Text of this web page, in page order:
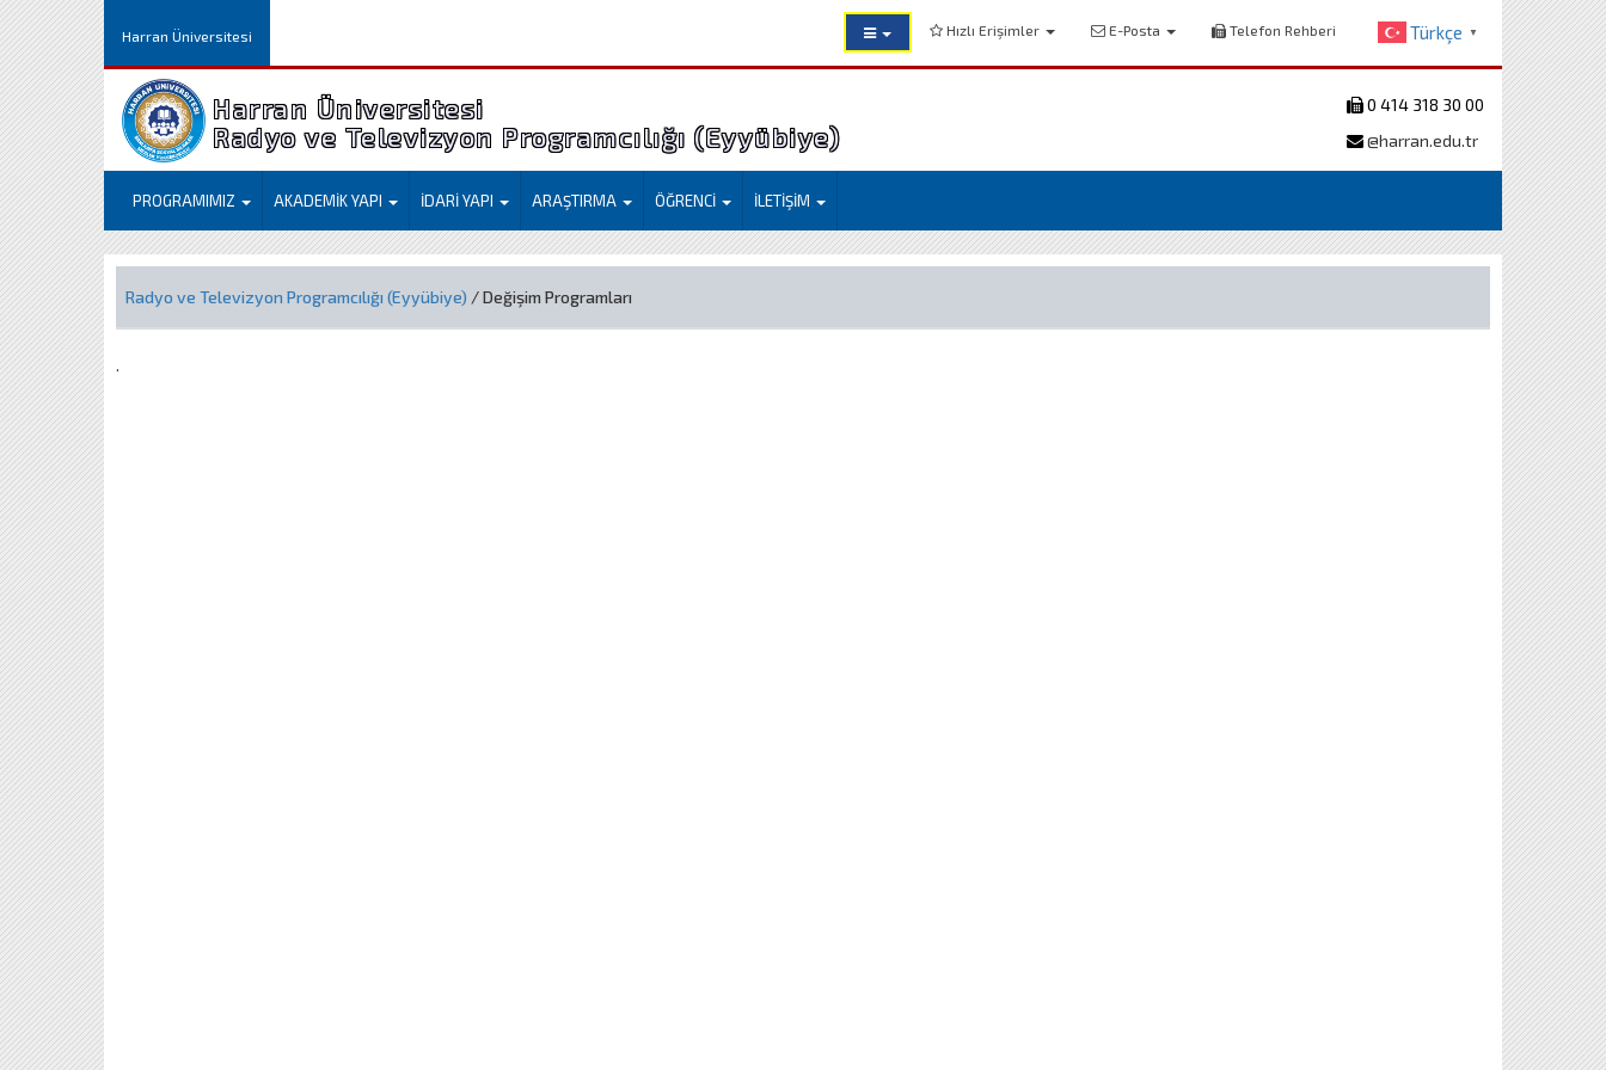
Harran Üniversitesi Hızlı Erişimler E-Posta Telefon Rehberi Türkçe ▼
Harran Üniversitesi
Radyo ve Televizyon Programcılığı (Eyyübiye)
0 414 318 30 00
@harran.edu.tr
PROGRAMIMIZ AKADEMİK YAPI İDARİ YAPI ARAŞTIRMA ÖĞRENCİ İLETİŞİM
Radyo ve Televizyon Programcılığı (Eyyübiye) / Değişim Programları
.